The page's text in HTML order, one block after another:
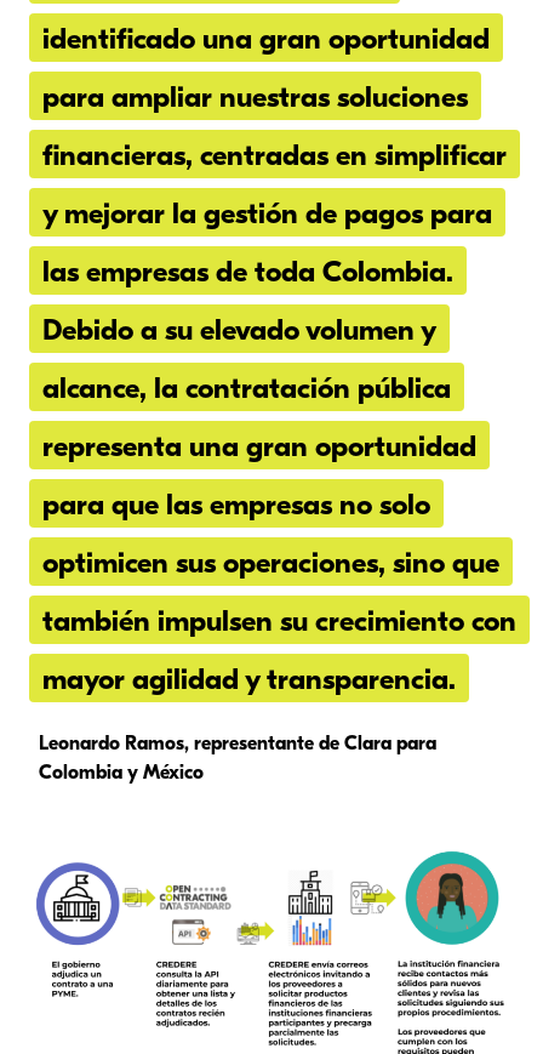
identificado una gran oportunidad
para ampliar nuestras soluciones
financieras, centradas en simplificar
y mejorar la gestión de pagos para
las empresas de toda Colombia.
Debido a su elevado volumen y
alcance, la contratación pública
representa una gran oportunidad
para que las empresas no solo
optimicen sus operaciones, sino que
también impulsen su crecimiento con
mayor agilidad y transparencia.
Leonardo Ramos, representante de Clara para
Colombia y México